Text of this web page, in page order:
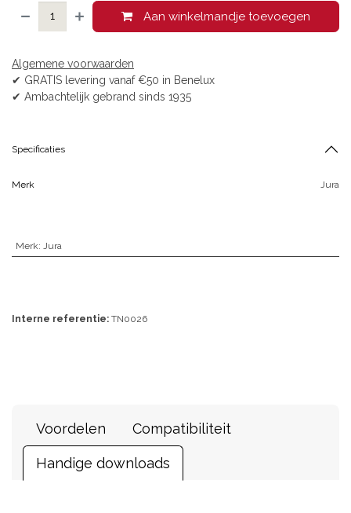
Aan winkelmandje toevoegen
Algemene voorwaarden
✔ GRATIS levering vanaf €50 in Benelux
✔ Ambachtelijk gebrand sinds 1935
Specificaties
Merk Jura
Merk: Jura
Interne referentie: TN0026
Voordelen Compatibiliteit
Handige downloads